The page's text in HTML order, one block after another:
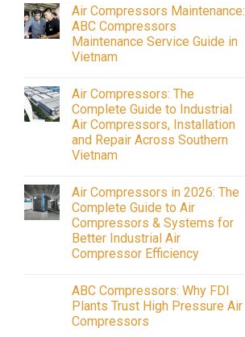
Air Compressors Maintenance:
ABC Compressors
Maintenance Service Guide in
Vietnam
on
Air
Compressors
Maintenance:
ABC
Compressors
Maintenance
in
Vietnam
Air Compressors: The
Complete Guide to Industrial
Air Compressors, Installation
and Repair Across Southern
Vietnam
on
Air
Compressors:
The
Complete
Guide
to
Compressors,
Installation
and
Repair
Across
Air Compressors in 2026: The
Complete Guide to Air
Compressors & Systems for
Better Industrial Air
Compressor Efficiency
on
Air
Compressors
in
ABC Compressors: Why FDI
Plants Trust High Pressure Air
Compressors